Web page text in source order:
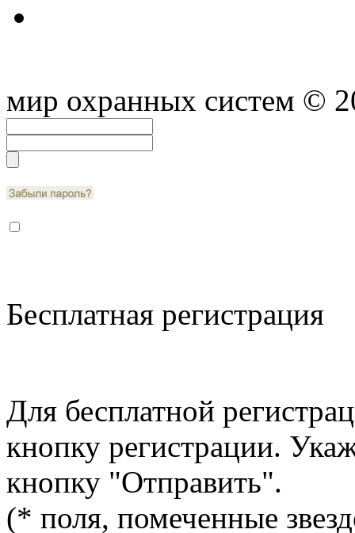
мир охранных систем ©
Бесплатная регистрация
Для бесплатной
кнопку регистрации.
кнопку "Отправить".
(* поля, помеченные